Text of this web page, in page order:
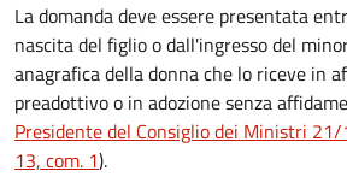
La domanda deve essere presentata
nascita del figlio o dall'ingresso del
anagrafica della donna che lo riceve in
preadottivo o in adozione senza
Presidente del Consiglio dei Ministri
13, com. 1).